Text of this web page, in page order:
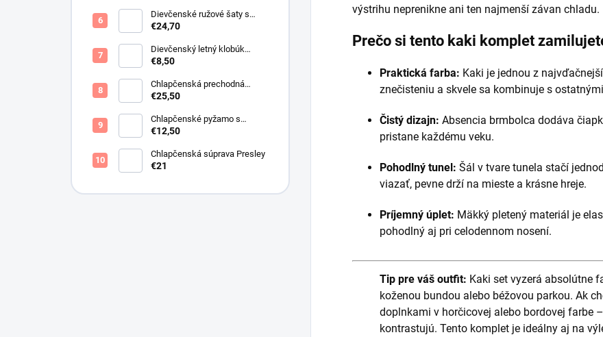
Dievčenské ružové šaty s
motýlikmi
€24,70
Dievčenský letný klobúk
krémový s perličkami
€8,50
Chlapčenská prechodná
obojstranná bunda khaki
€25,50
Chlapčenské pyžamo s
lietadlami.
€12,50
Chlapčenská súprava Presley
€21
výstrihu neprenikne ani ten najmenší závan chladu.
Prečo si tento kaki komplet
Praktická farba: Kaki je jednou z
znečisteniu a skvele sa kombinuje s
Čistý dizajn: Absencia brmbolca dodáva
pristane každému veku.
Pohodlný tunel: Šál v tvare tunela stačí
viazať, pevne drží na mieste a krásne hreje.
Príjemný úplet: Mäkký pletený materiál je
pohodlný aj pri celodennom nosení.
Tip pre váš outfit: Kaki set vyzerá absolútne
koženou bundou alebo béžovou parkou. Ak
doplnkami v horčicovej alebo bordovej farbe
kontrastujú. Tento komplet je ideálny aj na